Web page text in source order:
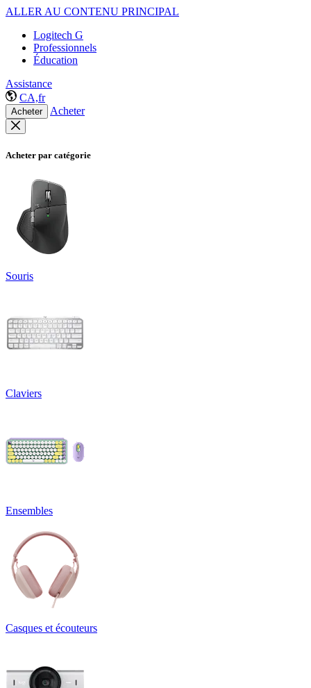
ALLER AU CONTENU PRINCIPAL
Logitech G
Professionnels
Éducation
Assistance
CA,fr
Acheter Acheter
Acheter par catégorie
Souris
Claviers
Ensembles
Casques et écouteurs